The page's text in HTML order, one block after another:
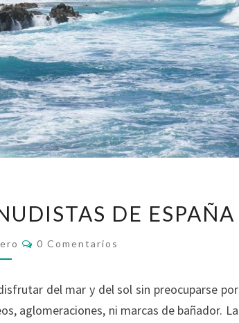
MEJORES
DE ESPAÑA
Comentarios
0 Comentarios
del mar y del sol sin preocuparse por
aglomeraciones, ni marcas de bañador. La